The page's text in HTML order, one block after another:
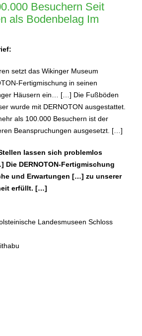
Besuchern Seit
als Bodenbelag Im
setzt das Wikinger Museum
Fertigmischung in seinen
Häusern ein… […] Die Fußböden
wurde mit DERNOTON ausgestattet.
als 100.000 Besuchern ist der
Beanspruchungen ausgesetzt. […]
lassen sich problemlos
DERNOTON-Fertigmischung
und Erwartungen […] zu unserer
erfüllt. […]
Landesmuseen Schloss